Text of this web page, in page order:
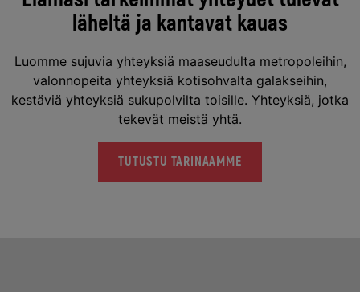
läheltä ja kantavat kauas
Luomme sujuvia yhteyksiä maaseudulta metropoleihin,
valonnopeita yhteyksiä kotisohvalta galakseihin,
kestäviä yhteyksiä sukupolvilta toisille. Yhteyksiä, jotka
tekevät meistä yhtä.
TUTUSTU TARINAAMME